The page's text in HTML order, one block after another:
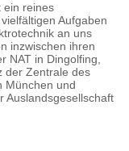
ein reines
Aufgaben
an uns
inzwischen ihren
NAT in Dingolfing,
der Zentrale des
München und
Auslandsgesellschaft